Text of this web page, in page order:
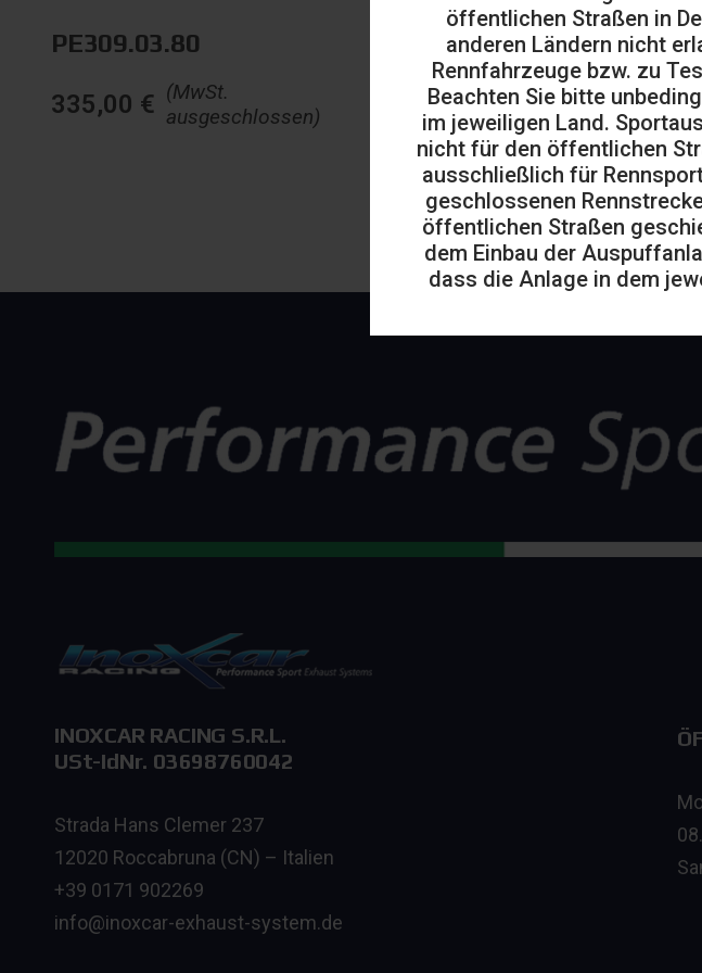
öffentlichen Straßen in
anderen Ländern nicht
Rennfahrzeuge bzw. zu
Beachten Sie bitte
im jeweiligen Land.
nicht für den öffentlichen
ausschließlich für
geschlossenen
öffentlichen Straßen
dem Einbau der
dass die Anlage in dem
PE309.03.80
(MwSt.
ausgeschlossen)
335,00 €
INOXCAR RACING S.R.L.
USt-IdNr. 03698760042
Strada Hans Clemer 237
12020 Roccabruna (CN) – Italien
+39 0171 902269
info@inoxcar-exhaust-system.de